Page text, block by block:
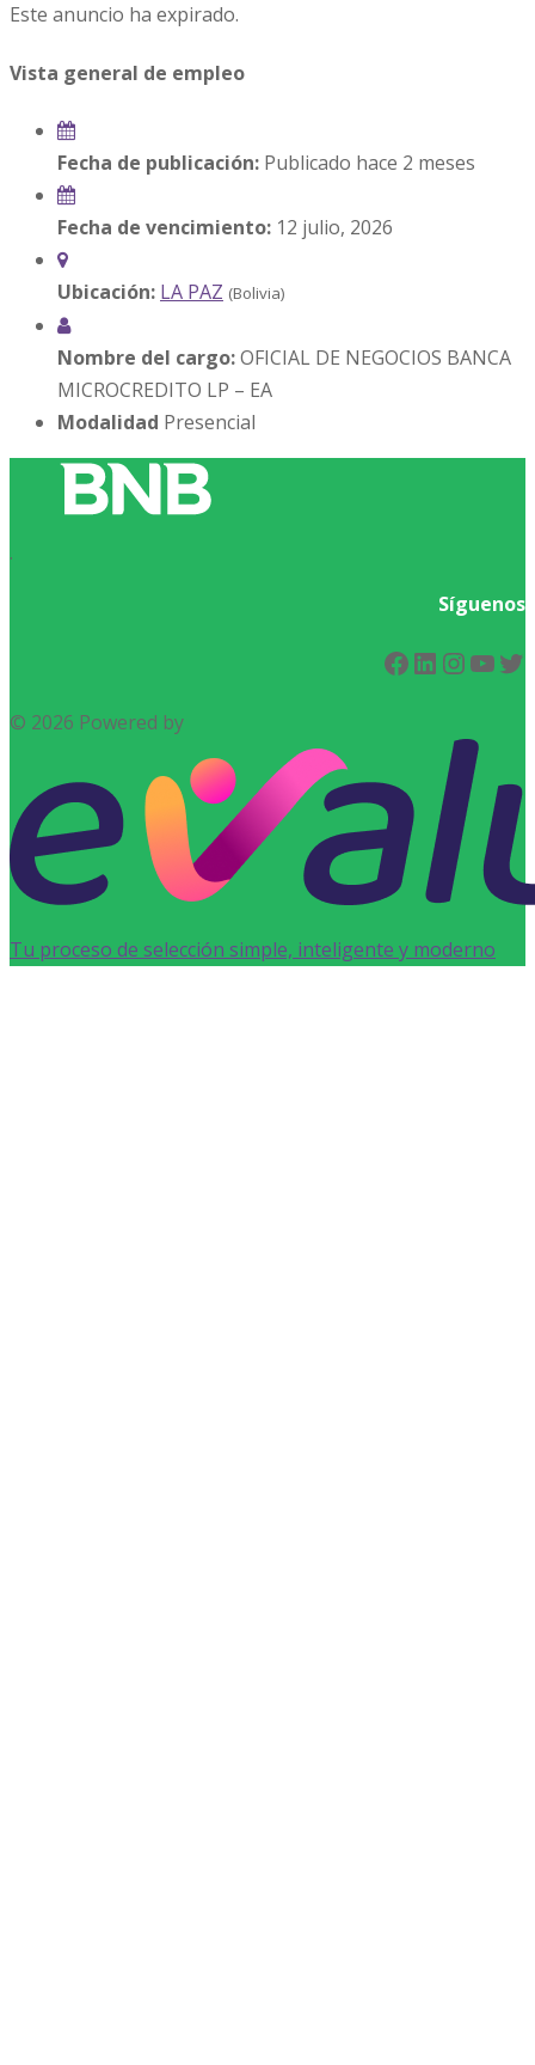
Este anuncio ha expirado.
Vista general de empleo
Fecha de publicación: Publicado hace 2 meses
Fecha de vencimiento: 12 julio, 2026
Ubicación: LA PAZ (Bolivia)
Nombre del cargo:OFICIAL DE NEGOCIOS BANCA
MICROCREDITO LP – EA
Modalidad Presencial
.
Síguenos
Facebook
LinkedIn
© 2026 Powered by
Tu proceso de selección simple, inteligente y moderno